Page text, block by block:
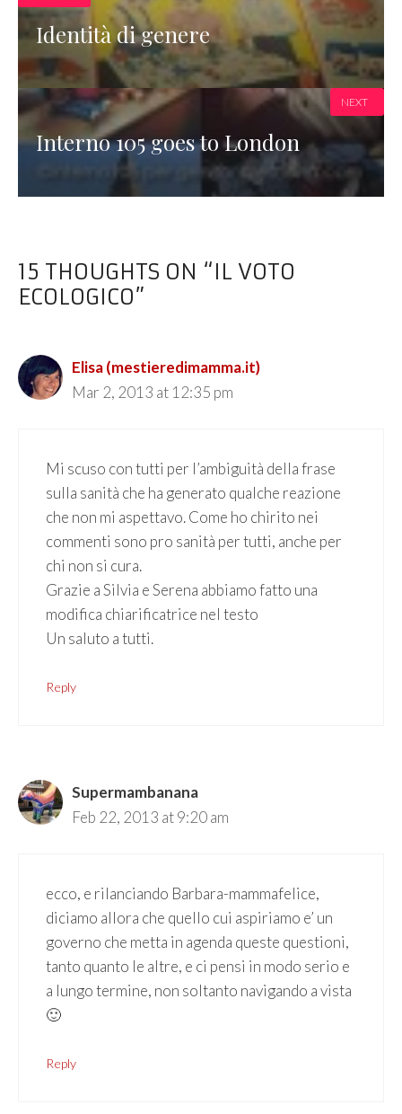
Identità di genere
Interno 105 goes to London
NEXT
15 THOUGHTS ON “IL VOTO
ECOLOGICO”
Elisa (mestieredimamma.it)
Mar 2, 2013 at 12:35 pm
Mi scuso con tutti per l’ambiguità della frase
sulla sanità che ha generato qualche reazione
che non mi aspettavo. Come ho chirito nei
commenti sono pro sanità per tutti, anche per
chi non si cura.
Grazie a Silvia e Serena abbiamo fatto una
modifica chiarificatrice nel testo
Un saluto a tutti.
Reply
Supermambanana
Feb 22, 2013 at 9:20 am
ecco, e rilanciando Barbara-mammafelice,
diciamo allora che quello cui aspiriamo e’ un
governo che metta in agenda queste questioni,
tanto quanto le altre, e ci pensi in modo serio e
a lungo termine, non soltanto navigando a vista
🙂
Reply